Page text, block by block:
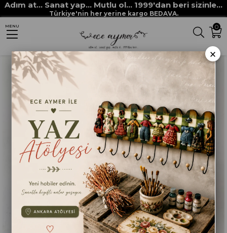
Adım at... Sanat yap... Mutlu ol... 1999'dan beri sizinle...
Türkiye'nin her yerine kargo BEDAVA.
0
MENU
Anasayfa HOBİ MALZEMELERİ Aksesuarlar Kurdeleler
ECE AYMER KÜÇÜK ÇELENK YEŞİL KUMAŞ YAPRAKLI
×